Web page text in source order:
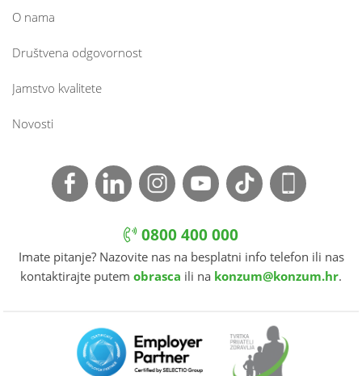
O nama
Društvena odgovornost
Jamstvo kvalitete
Novosti
0800 400 000
Imate pitanje? Nazovite nas na besplatni info telefon ili nas
kontaktirajte putem obrasca ili na konzum@konzum.hr.